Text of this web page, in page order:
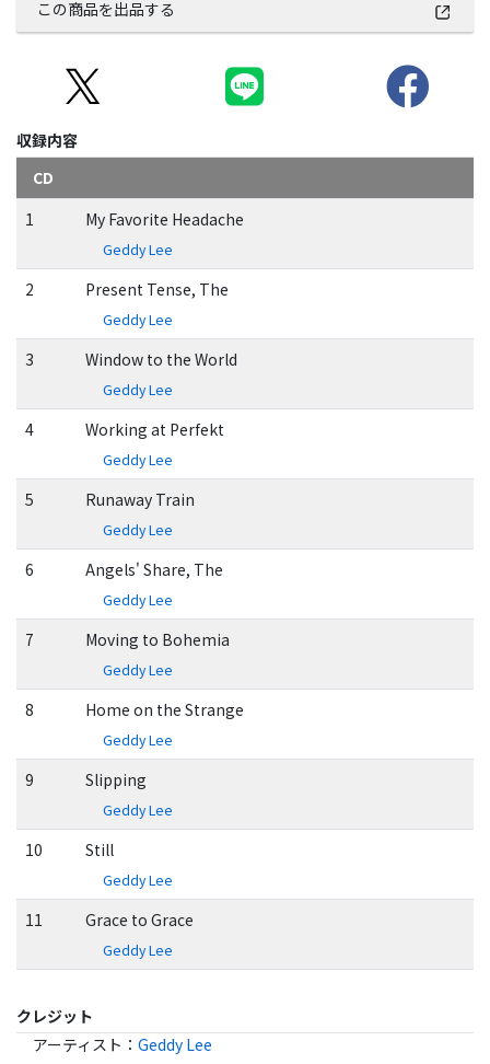
この商品を出品する
収録内容
CD
1
My Favorite Headache
Geddy Lee
2 Present Tense, The
Geddy Lee
3 Window to the World
Geddy Lee
4 Working at Perfekt
Geddy Lee
5 Runaway Train
Geddy Lee
6 Angels' Share, The
Geddy Lee
7 Moving to Bohemia
Geddy Lee
8 Home on the Strange
Geddy Lee
9 Slipping
Geddy Lee
10 Still
Geddy Lee
11 Grace to Grace
Geddy Lee
クレジット
アーティスト ： Geddy Lee